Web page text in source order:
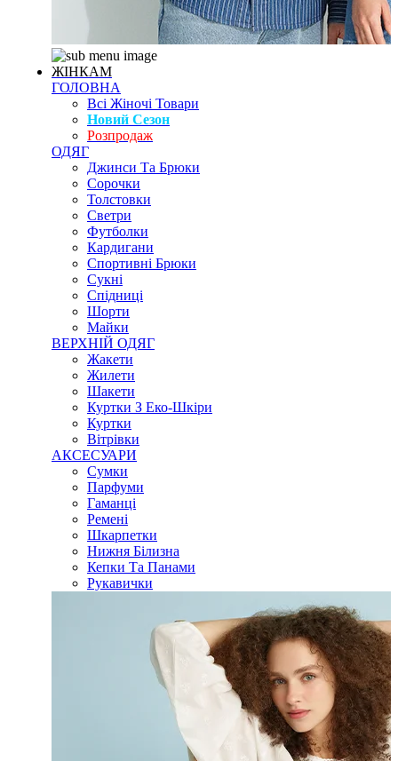
ЖІНКАМ
ГОЛОВНА
Всі Жіночі Товари
Новий Сезон
Розпродаж
ОДЯГ
Джинси Та Брюки
Сорочки
Толстовки
Светри
Футболки
Кардигани
Спортивні Брюки
Сукні
Спідниці
Шорти
Майки
ВЕРХНІЙ ОДЯГ
Жакети
Жилети
Шакети
Куртки З Еко-Шкіри
Куртки
Вітрівки
АКСЕСУАРИ
Сумки
Парфуми
Гаманці
Ремені
Шкарпетки
Нижня Білизна
Кепки Та Панами
Рукавички